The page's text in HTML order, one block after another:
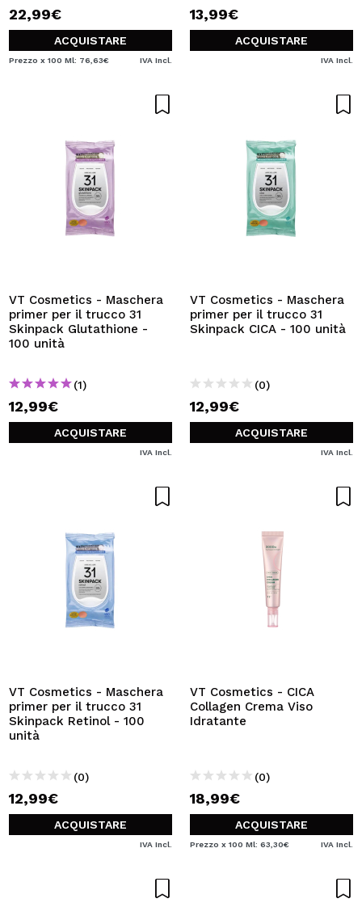
22,99€
ACQUISTARE
Prezzo x 100 Ml: 76,63€ IVA Incl.
13,99€
ACQUISTARE
IVA Incl.
VT Cosmetics - Maschera
primer per il trucco 31
Skinpack Glutathione -
100 unità
(1)
12,99€
ACQUISTARE
IVA Incl.
VT Cosmetics - Maschera
primer per il trucco 31
Skinpack CICA - 100 unità
(0)
12,99€
ACQUISTARE
IVA Incl.
VT Cosmetics - Maschera
primer per il trucco 31
Skinpack Retinol - 100
unità
(0)
12,99€
ACQUISTARE
IVA Incl.
VT Cosmetics - CICA
Collagen Crema Viso
Idratante
(0)
18,99€
ACQUISTARE
Prezzo x 100 Ml: 63,30€ IVA Incl.